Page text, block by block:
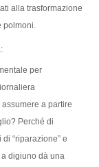
alla trasformazione
per
a partire
Perché di
“riparazione” e
digiuno dà una